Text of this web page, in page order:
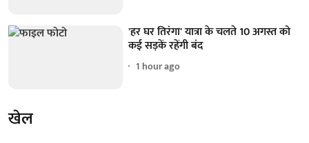
'हर घर तिरंगा' यात्रा के चलते 10 अगस्त को
कई सड़कें रहेंगी बंद
1 hour ago
खेल